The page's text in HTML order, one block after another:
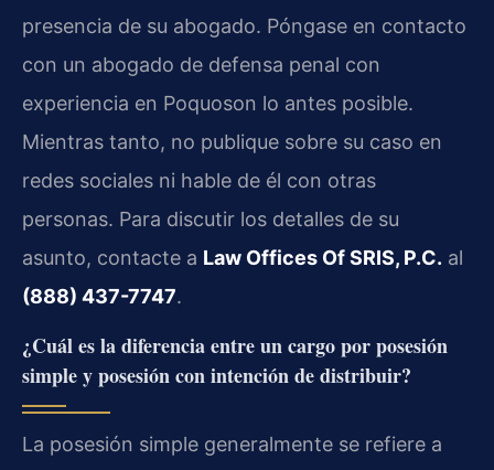
presencia de su abogado. Póngase en contacto
con un abogado de defensa penal con
experiencia en Poquoson lo antes posible.
Mientras tanto, no publique sobre su caso en
redes sociales ni hable de él con otras
personas. Para discutir los detalles de su
asunto, contacte a Law Offices Of SRIS, P.C. al
(888) 437-7747.
¿Cuál es la diferencia entre un cargo por posesión
simple y posesión con intención de distribuir?
La posesión simple generalmente se refiere a